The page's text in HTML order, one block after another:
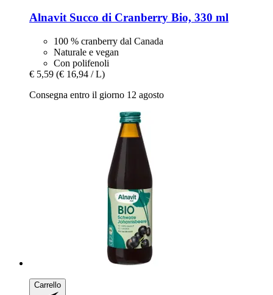
AlnavitSucco di Cranberry Bio, 330 ml
100 % cranberry dal Canada
Naturale e vegan
Con polifenoli
€ 5,59 (€ 16,94 / L)
Consegna entro il giorno 12 agosto
Carrello